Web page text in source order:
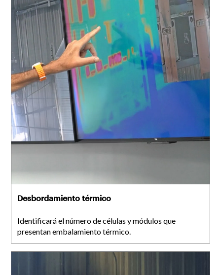
Desbordamiento térmico
Identificará el número de células y módulos que
presentan embalamiento térmico.